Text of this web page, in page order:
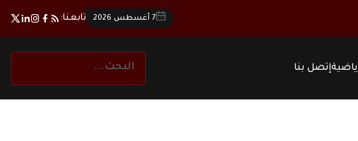
7 أغسطس 2026 تابعنا:
إتصل بنا